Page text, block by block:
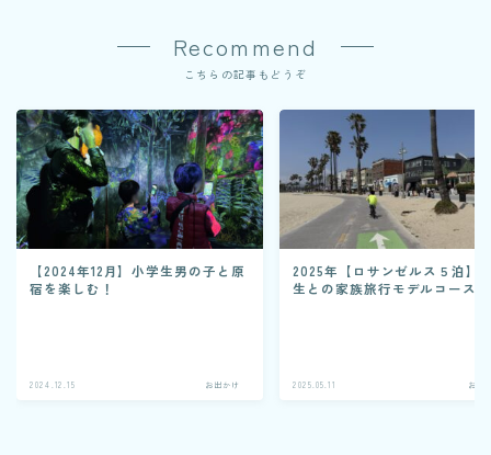
Recommend
こちらの記事もどうぞ
【2024年12月】小学生男の子と原
宿を楽しむ！
2024.12.15 お出かけ
2025年【ロサンゼルス５泊】
生との家族旅行モデルコース
2025.05.11 お出